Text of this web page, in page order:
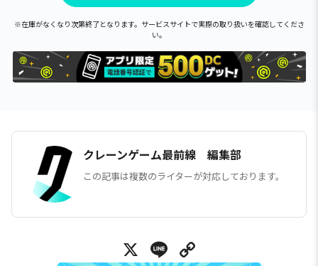
※在庫がなくなり次第終了となります。サービスサイトで実際の取り扱いを確認してくださ
い。
クレーンゲーム最前線 編集部
この記事は複数のライターが対応しております。
X Line